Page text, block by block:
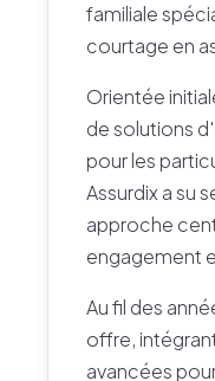
familiale
courtage en
Orientée
de solutions
pour les
Assurdix a su
approche
engagement
Au fil des
offre,
avancées